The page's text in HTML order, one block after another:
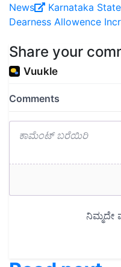
News Karnataka State
Dearness Allowence
Share your